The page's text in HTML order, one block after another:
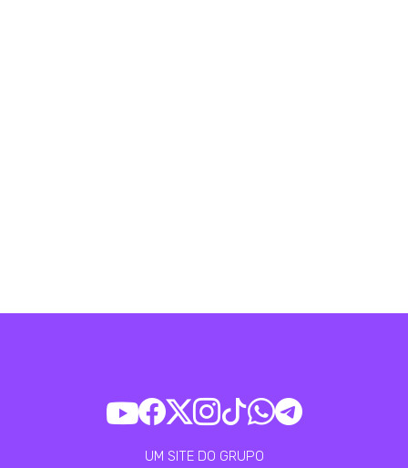
UM SITE DO GRUPO